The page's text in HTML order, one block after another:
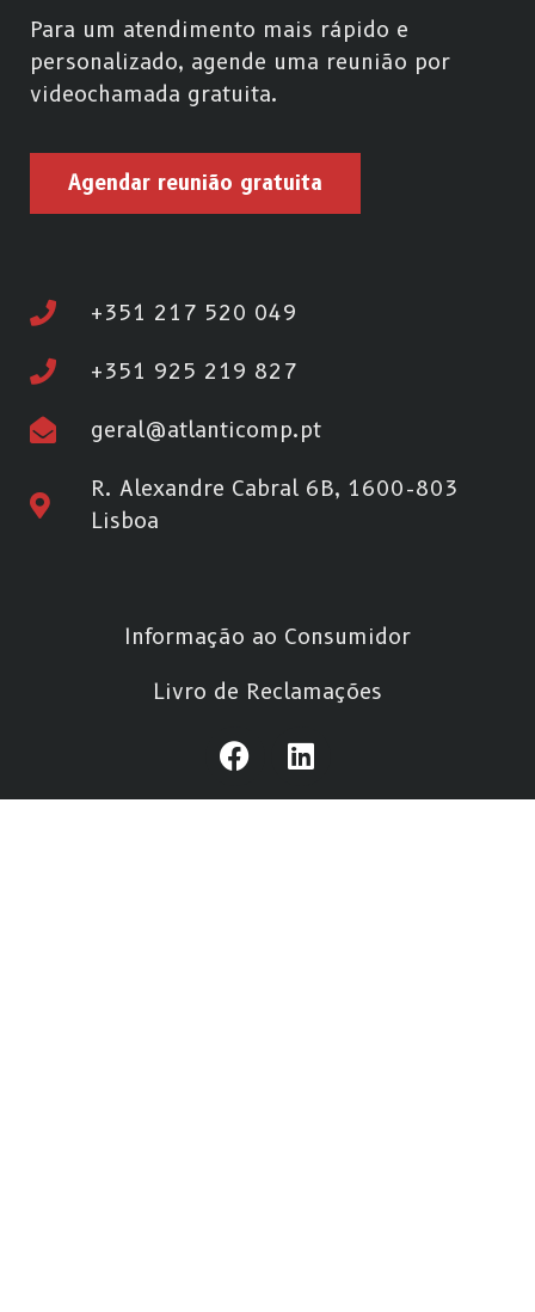
Para um atendimento mais rápido e
personalizado, agende uma reunião por
videochamada gratuita.
Agendar reunião gratuita
+351 217 520 049
+351 925 219 827
geral@atlanticomp.pt
R. Alexandre Cabral 6B, 1600-803
Lisboa
Informação ao Consumidor
Livro de Reclamações